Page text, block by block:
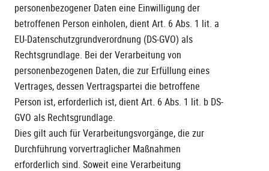
personenbezogener Daten eine Einwilligung der
betroffenen Person einholen, dient Art. 6 Abs. 1 lit. a
EU-Datenschutzgrundverordnung (DS-GVO) als
Rechtsgrundlage. Bei der Verarbeitung von
personenbezogenen Daten, die zur Erfüllung eines
Vertrages, dessen Vertragspartei die betroffene
Person ist, erforderlich ist, dient Art. 6 Abs. 1 lit. b DS-
GVO als Rechtsgrundlage.
Dies gilt auch für Verarbeitungsvorgänge, die zur
Durchführung vorvertraglicher Maßnahmen
erforderlich sind. Soweit eine Verarbeitung